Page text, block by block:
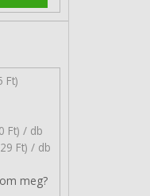
Ft)
Ft) / db
Ft) / db
meg?